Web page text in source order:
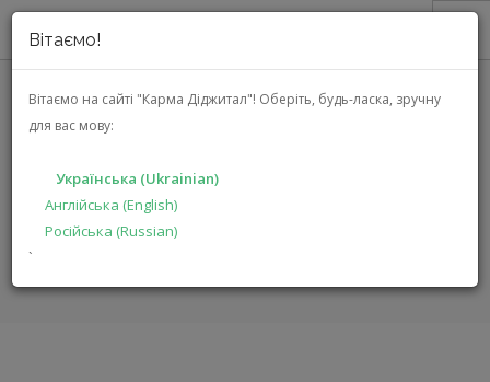
Вітаємо!
Вітаємо на сайті "Карма Діджитал"! Оберіть, будь-ласка, зручну
для вас мову:
Українська (Ukrainian)
Англійська (English)
Російська (Russian)
`
ПРО НАС
АКЦІЇ
РІШЕННЯ
ВИРОБНИКАМ
ГОЛОВНА КАТАЛОГ